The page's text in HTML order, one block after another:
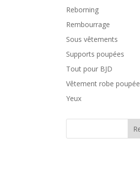
Reborning
Rembourrage
Sous vêtements
Supports poupées
Tout pour BJD
Vêtement robe poupée
Yeux